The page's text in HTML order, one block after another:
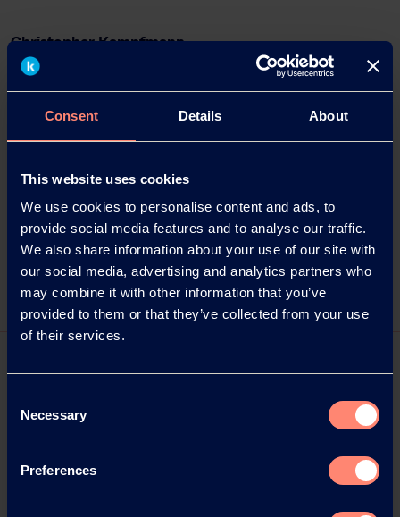
Consent Details About
This website uses cookies
We use cookies to personalise content and ads, to
provide social media features and to analyse our traffic.
We also share information about your use of our site with
our social media, advertising and analytics partners who
may combine it with other information that you’ve
provided to them or that they’ve collected from your use
of their services.
Selection
Necessary
Preferences
Christopher Kampfmann
Wortwahl – Agentur für Unternehmens- und
E-Mail: kampfmann@wortwahl.de
Bildunterschrift/Quelle Foto: Kuraray